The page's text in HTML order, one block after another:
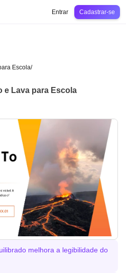
Educação
Entrar Cadastrar-se
Escola/
e Lava para Escola
melhora a legibilidade do